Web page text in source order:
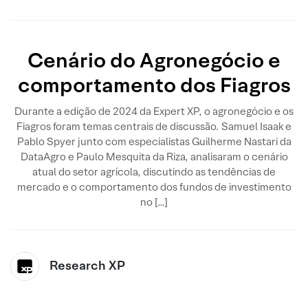
Cenário do Agronegócio e
comportamento dos Fiagros
Durante a edição de 2024 da Expert XP, o agronegócio e os
Fiagros foram temas centrais de discussão. Samuel Isaak e
Pablo Spyer junto com especialistas Guilherme Nastari da
DataAgro e Paulo Mesquita da Riza, analisaram o cenário
atual do setor agrícola, discutindo as tendências de
mercado e o comportamento dos fundos de investimento
no […]
Research XP